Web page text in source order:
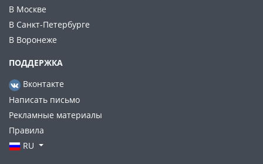
В Москве
В Санкт-Петербурге
В Воронеже
ПОДДЕРЖКА
Вконтакте
Написать письмо
Рекламные материалы
Правила
RU